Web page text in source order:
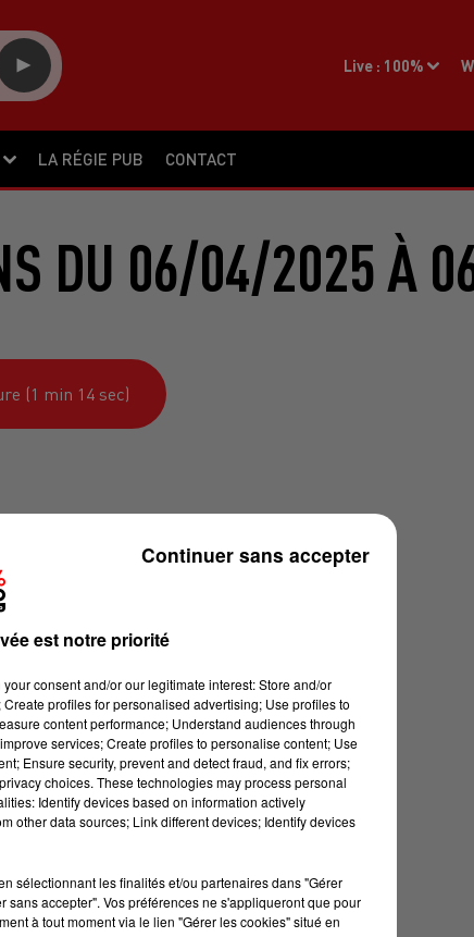
LA RÉGIE PUB CONTACT
Live : 100%
DU 06/04/2025 À
(1 min 14 sec)
est notre priorité
consent and/or our legitimate interest: Store and/or
profiles for personalised advertising; Use profiles to
content performance; Understand audiences through
services; Create profiles to personalise content; Use
Ensure security, prevent and detect fraud, and fix errors;
choices. These technologies may process personal
Identify devices based on information actively
other data sources; Link different devices; Identify devices
sélectionnant les finalités et/ou partenaires dans "Gérer
accepter". Vos préférences ne s'appliqueront que pour
à tout moment via le lien "Gérer les cookies" situé en
Continuer sans accepter